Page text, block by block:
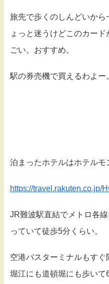
旅先で歩くのしんどいか
ょっと迷うけどこのカー
ごい。おすすめ。
駅の券売機で買えるわよー
泊まったホテルはホテルモ
https://travel.rakuten.co.jp/
JR難波駅直結でメトロ各
っていて徒歩5分くらい。
空港バスターミナルもす
堀江にも道頓堀にも歩いて